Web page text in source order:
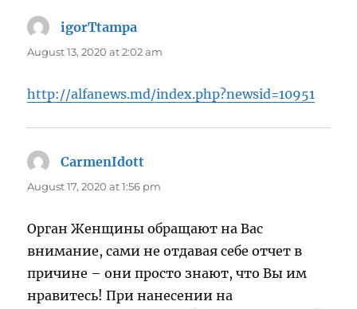
igorTtampa
August 13, 2020 at 2:02 am
http://alfanews.md/index.php?newsid=10951
CarmenIdott
August 17, 2020 at 1:56 pm
Орган Женщины обращают на Вас
внимание, сами не отдавая себе отчет в
причине – они просто знают, что Вы им
нравитесь! При нанесении на